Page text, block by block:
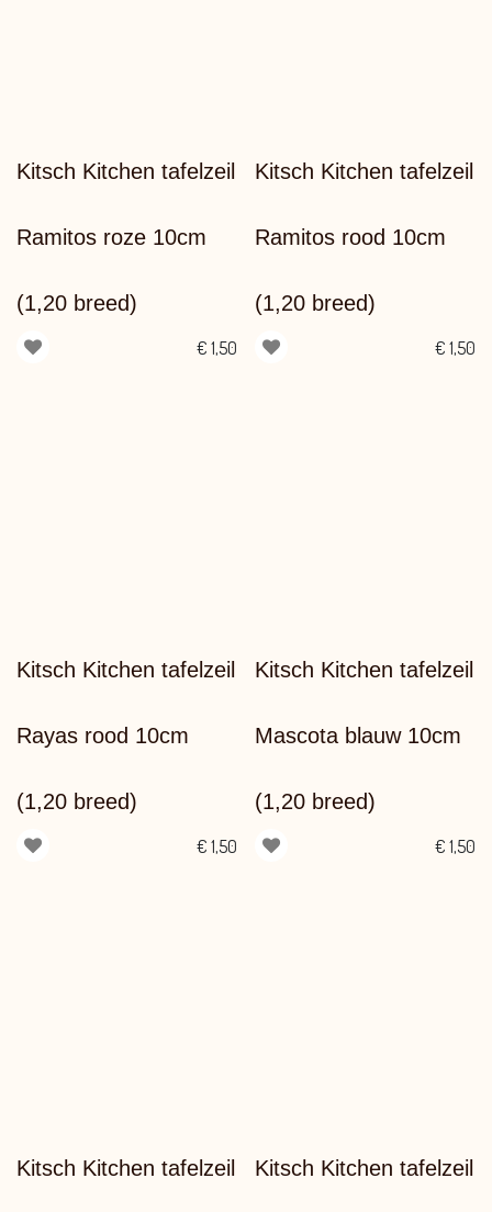
Kitsch Kitchen tafelzeil
Ramitos roze 10cm
(1,20 breed)
€ 1,50
Kitsch Kitchen tafelzeil
Ramitos rood 10cm
(1,20 breed)
€ 1,50
Kitsch Kitchen tafelzeil
Rayas rood 10cm
(1,20 breed)
€ 1,50
Kitsch Kitchen tafelzeil
Mascota blauw 10cm
(1,20 breed)
€ 1,50
Kitsch Kitchen tafelzeil Kitsch Kitchen tafelzeil